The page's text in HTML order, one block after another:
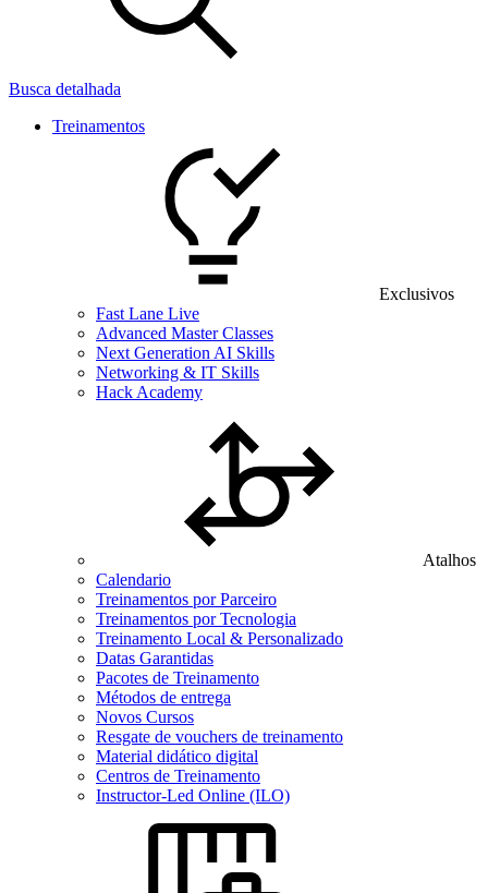
Busca detalhada
Treinamentos
Exclusivos
Fast Lane Live
Advanced Master Classes
Next Generation AI Skills
Networking & IT Skills
Hack Academy
Atalhos
Calendario
Treinamentos por Parceiro
Treinamentos por Tecnologia
Treinamento Local & Personalizado
Datas Garantidas
Pacotes de Treinamento
Métodos de entrega
Novos Cursos
Resgate de vouchers de treinamento
Material didático digital
Centros de Treinamento
Instructor-Led Online (ILO)